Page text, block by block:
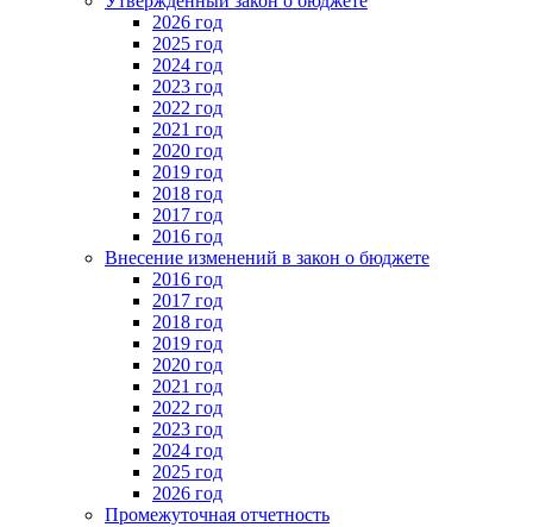
2026 год
2025 год
2024 год
2023 год
2022 год
2021 год
2020 год
2019 год
2018 год
2017 год
2016 год
Внесение изменений в закон о бюджете
2016 год
2017 год
2018 год
2019 год
2020 год
2021 год
2022 год
2023 год
2024 год
2025 год
2026 год
Промежуточная отчетность